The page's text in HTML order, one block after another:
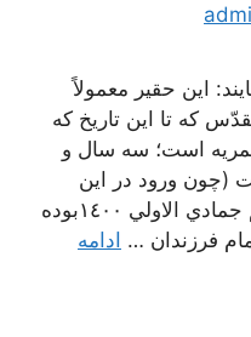
اين حقير معمولاً
كه تا اين تاريخ كه
١٤٠٣ هجريّه قمريه است؛ سه سال و
(چون ورود در اين
ارض مقدّس در بيست و ششم جمادي الاولي ١٤٠٠بوده
فرزندان … ادامه